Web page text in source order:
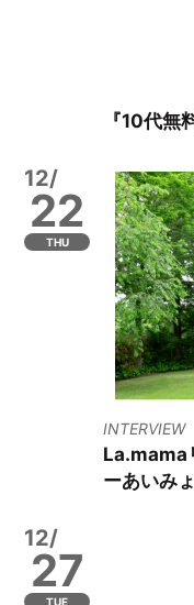
『10代無
12/
22
THU
INTERVIEW
La.mama
ーあいみ
12/
27
TUE